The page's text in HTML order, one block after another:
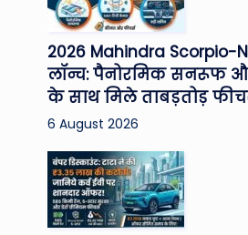
2026 Mahindra Scorpio-
लॉन्च: पैनोरमिक सनरूफ
के साथ मिले ताबड़तोड़
6 August 2026